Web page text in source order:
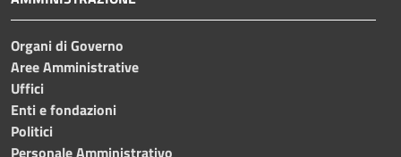
Organi di Governo
Aree Amministrative
Uffici
Enti e fondazioni
Politici
Personale Amministrativo